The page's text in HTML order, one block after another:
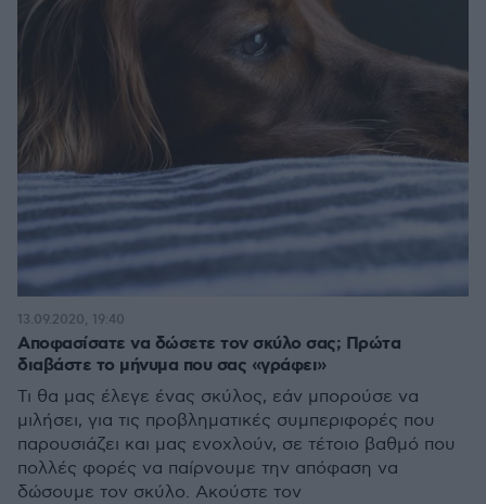
Αποφασίσατε να δώσετε τον σκύλο σας; Πρώτα
διαβάστε το μήνυμα που σας «γράφει»
Τι θα μας έλεγε ένας σκύλος, εάν μπορούσε να
μιλήσει, για τις προβληματικές συμπεριφορές που
παρουσιάζει και μας ενοχλούν, σε τέτοιο βαθμό που
πολλές φορές να παίρνουμε την απόφαση να
δώσουμε τον σκύλο. Ακούστε τον
13.09.2020, 19:40